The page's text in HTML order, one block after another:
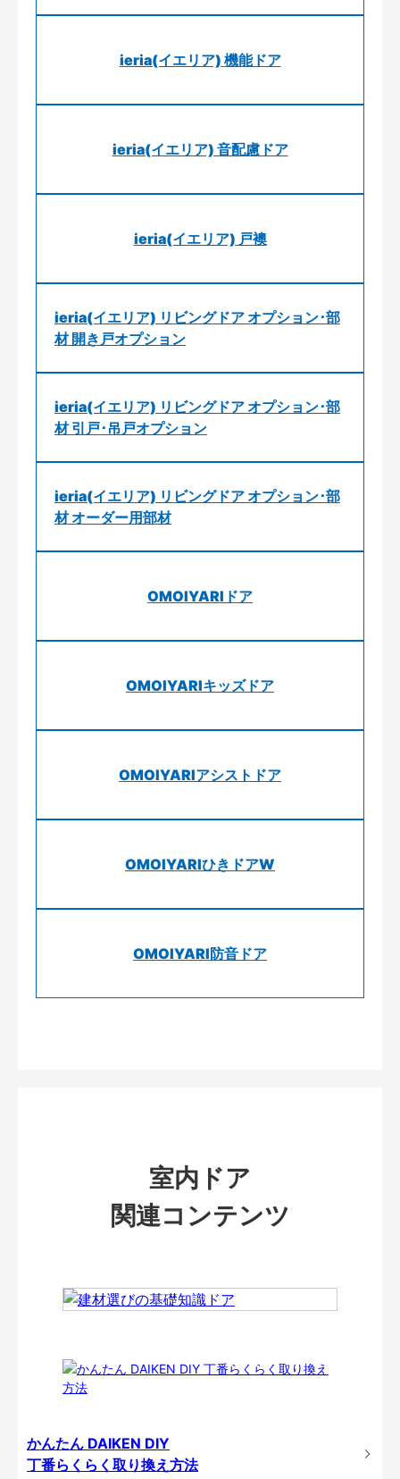
ieria(イエリア) 機能ドア
ieria(イエリア) 音配慮ドア
ieria(イエリア) 戸襖
ieria(イエリア) リビングドア オプション･部
材 開き戸オプション
ieria(イエリア) リビングドア オプション･部
材 引戸･吊戸オプション
ieria(イエリア) リビングドア オプション･部
材 オーダー用部材
OMOIYARIドア
OMOIYARIキッズドア
OMOIYARIアシストドア
OMOIYARIひきドアW
OMOIYARI防音ドア
室内ドア
関連コンテンツ
かんたん DAIKEN DIY
丁番らくらく取り換え方法